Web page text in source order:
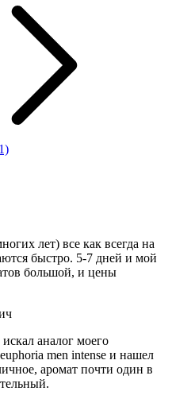
лет) все как всегда на
быстро. 5-7 дней и мой
большой, и цены
аналог моего
men intense и нашел
аромат почти один в